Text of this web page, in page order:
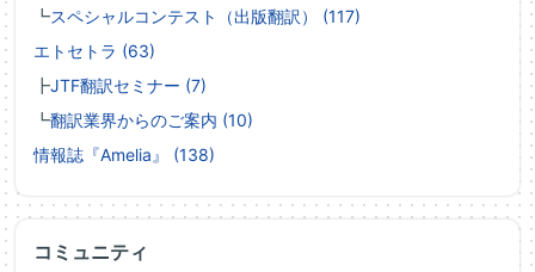
┗スペシャルコンテスト（出版翻訳） (117)
エトセトラ (63)
┣JTF翻訳セミナー (7)
┗翻訳業界からのご案内 (10)
情報誌『Amelia』 (138)
コミュニティ